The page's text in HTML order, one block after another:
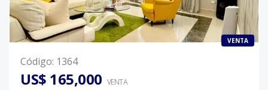
VENTA
Código: 1364
US$ 165,000 VENTA